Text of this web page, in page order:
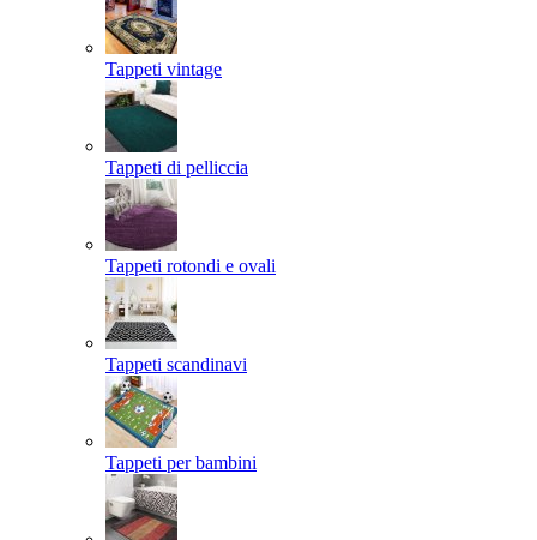
Tappeti vintage
Tappeti di pelliccia
Tappeti rotondi e ovali
Tappeti scandinavi
Tappeti per bambini